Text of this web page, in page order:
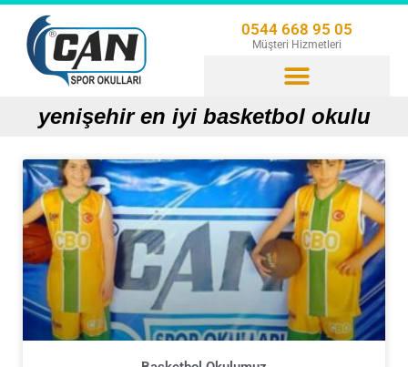
0544 668 95 05
Müşteri Hizmetleri
yenişehir en iyi basketbol okulu